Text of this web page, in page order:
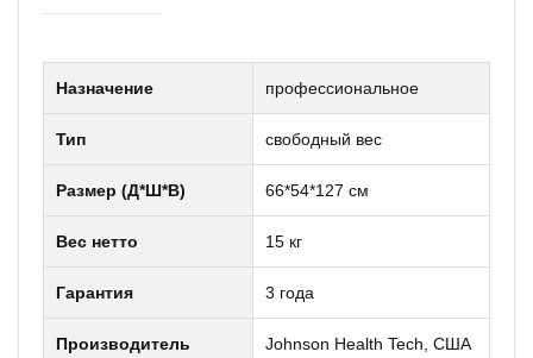
Назначение профессиональное
Тип свободный вес
Размер (Д*Ш*В) 66*54*127 см
Вес нетто 15 кг
Гарантия 3 года
Производитель Johnson Health Tech, США